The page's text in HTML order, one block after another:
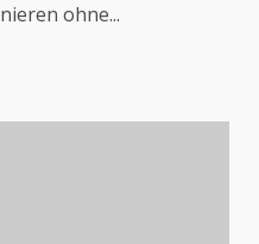
ohne...